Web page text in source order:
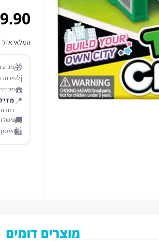
המלאי אזל
🎁מגיע
ℹ️
☎️
📍
נחלת יצחק
🚚
🛍️
מוצרים דומים